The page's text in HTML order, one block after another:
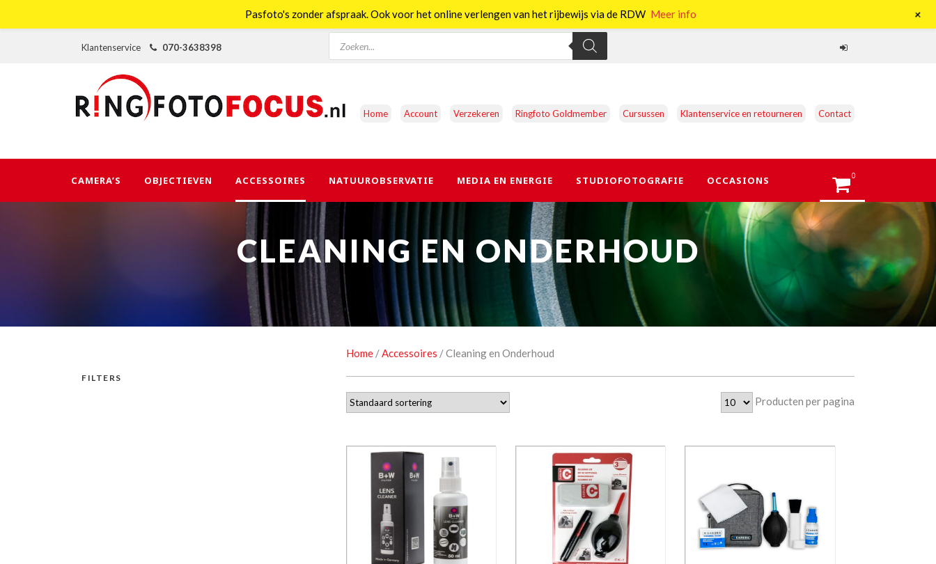
Klantenservice 070-3638398
Producten
zoeken
Home Account Verzekeren Ringfoto Goldmember Cursussen Klantenservice en retourneren Contact
CAMERA’S OBJECTIEVEN ACCESSOIRES NATUUROBSERVATIE MEDIA EN ENERGIE STUDIOFOTOGRAFIE OCCASIONS 0
CLEANING EN ONDERHOUD
Home /Accessoires / Cleaning en Onderhoud
Producten per pagina
FILTERS
Pasfoto's zonder afspraak. Ook voor het online verlengen van het rijbewijs via de RDW Meer info +